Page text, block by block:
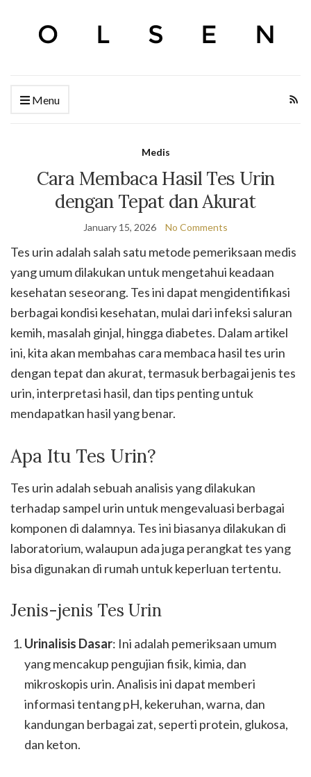
Menu
Medis
Cara Membaca Hasil Tes Urin
dengan Tepat dan Akurat
January 15, 2026 No Comments
Tes urin adalah salah satu metode pemeriksaan medis
yang umum dilakukan untuk mengetahui keadaan
kesehatan seseorang. Tes ini dapat mengidentifikasi
berbagai kondisi kesehatan, mulai dari infeksi saluran
kemih, masalah ginjal, hingga diabetes. Dalam artikel
ini, kita akan membahas cara membaca hasil tes urin
dengan tepat dan akurat, termasuk berbagai jenis tes
urin, interpretasi hasil, dan tips penting untuk
mendapatkan hasil yang benar.
Apa Itu Tes Urin?
Tes urin adalah sebuah analisis yang dilakukan
terhadap sampel urin untuk mengevaluasi berbagai
komponen di dalamnya. Tes ini biasanya dilakukan di
laboratorium, walaupun ada juga perangkat tes yang
bisa digunakan di rumah untuk keperluan tertentu.
Jenis-jenis Tes Urin
Urinalisis Dasar: Ini adalah pemeriksaan umum
yang mencakup pengujian fisik, kimia, dan
mikroskopis urin. Analisis ini dapat memberi
informasi tentang pH, kekeruhan, warna, dan
kandungan berbagai zat, seperti protein, glukosa,
dan keton.